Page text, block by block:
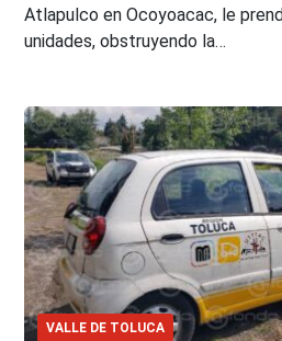
Atlapulco en Ocoyoacac, le
unidades, obstruyendo la…
VALLE DE TOLUCA